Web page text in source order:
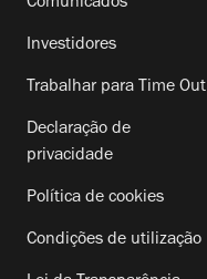
Investidores
Trabalhar para Time Out
Declaração de
privacidade
Política de cookies
Condições de utilização